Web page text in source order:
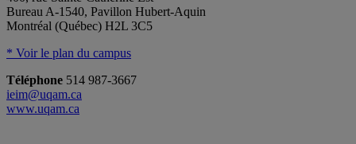
Bureau A-1540, Pavillon Hubert-Aquin
Montréal (Québec) H2L 3C5
* Voir le plan du campus
Téléphone 514 987-3667
ieim@uqam.ca
www.uqam.ca